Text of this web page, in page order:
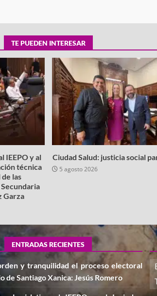
TE PUEDEN INTERESAR
IEEPO y al
técnica
las
Garza
Ciudad Salud: justicia social
5 agosto 2026
ENTRADAS RECIENTES
y tranquilidad el proceso electoral
de Santiago Xanica: Jesús Romero